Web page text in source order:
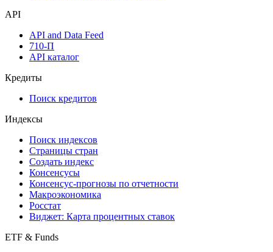
API
API and Data Feed
710-П
API каталог
Кредиты
Поиск кредитов
Индексы
Поиск индексов
Страницы стран
Создать индекс
Консенсусы
Консенсус-прогнозы по отчетности
Макроэкономика
Росстат
Виджет: Карта процентных ставок
ETF & Funds